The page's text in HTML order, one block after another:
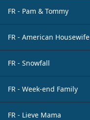
FR - Pam & Tommy
FR - American Housewife
FR - Snowfall
FR - Week-end Family
FR - Lieve Mama